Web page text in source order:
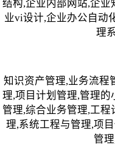
结构,企业内部网站,企
业vi设计,企业办公自动
理
知识资产管理,业务流程
理,项目计划管理,管理
管理,综合业务管理,工
理,系统工程与管理,项
管